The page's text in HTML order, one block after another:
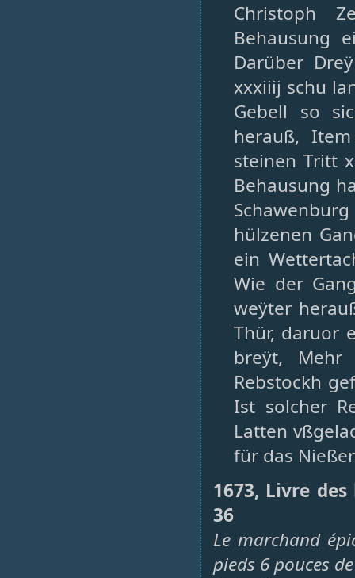
Christoph
Behausung
Darüber
xxxiiij schu
Gebell so
herauß,
steinen Tritt
Behausung
hülzenen
ein
Wie der
weÿter
Thür, daruor
breÿt, Mehr
Rebstockh
Ist solcher
Latten
für das
1673, Livre
36
Le marchand
pieds 6 pouces